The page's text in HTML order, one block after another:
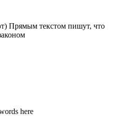
Прямым текстом пишут, что
here